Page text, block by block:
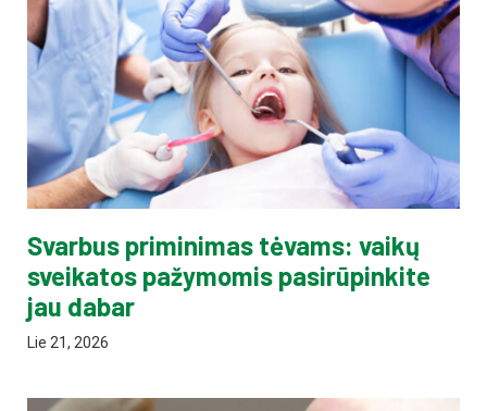
Svarbus priminimas tėvams: vaikų
sveikatos pažymomis pasirūpinkite
jau dabar
Lie 21, 2026